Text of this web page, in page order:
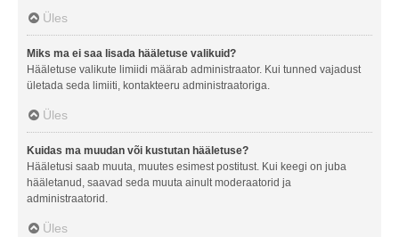
Üles
Miks ma ei saa lisada hääletuse valikuid?
Hääletuse valikute limiidi määrab administraator. Kui tunned vajadust
ületada seda limiiti, kontakteeru administraatoriga.
Üles
Kuidas ma muudan või kustutan hääletuse?
Hääletusi saab muuta, muutes esimest postitust. Kui keegi on juba
hääletanud, saavad seda muuta ainult moderaatorid ja
administraatorid.
Üles